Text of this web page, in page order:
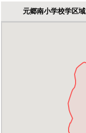
元郷南小学校学区域